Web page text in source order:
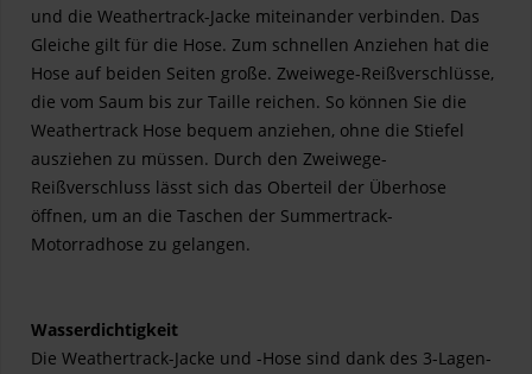
und die Weathertrack-Jacke miteinander verbinden. Das
Gleiche gilt für die Hose. Zum schnellen Anziehen hat die
Hose auf beiden Seiten große. Zweiwege-Reißverschlüsse,
die vom Saum bis zur Taille reichen. So können Sie die
Weathertrack Hose bequem anziehen, ohne die Stiefel
ausziehen zu müssen. Durch den Zweiwege-
Reißverschluss lässt sich das Oberteil der Überhose
öffnen, um an die Taschen der Summertrack-
Motorradhose zu gelangen.
Wasserdichtigkeit
Die Weathertrack-Jacke und -Hose sind dank des 3-Lagen-